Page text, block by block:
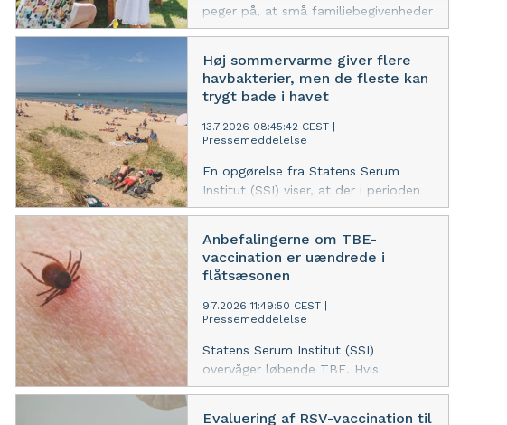
peger på, at små familiebegivenheder
udgjorde en skjult men målbar
under coronapandemien.
Høj sommervarme giver flere
havbakterier, men de fleste kan
trygt bade i havet
13.7.2026 08:45:42 CEST
Pressemeddelelse
En opgørelse fra Statens Serum
Institut (SSI) viser, at der i perioden
2020–2025 blev registreret 934
med havbakterier i Danmark. Langt
de fleste kan trygt bade i havet, men
personer med åbne sår bør være
forsigtige, når badevandet bliver
varmt. Især hvis de har et svækket
sygdom.
Anbefalingerne om TBE-
vaccination er uændrede i
flåtsæsonen
9.7.2026 11:49:50 CEST
Pressemeddelelse
Statens Serum Institut (SSI)
overvåger løbende TBE. Hvis
sygdommen spreder sig til nye
Evaluering af RSV-vaccination til